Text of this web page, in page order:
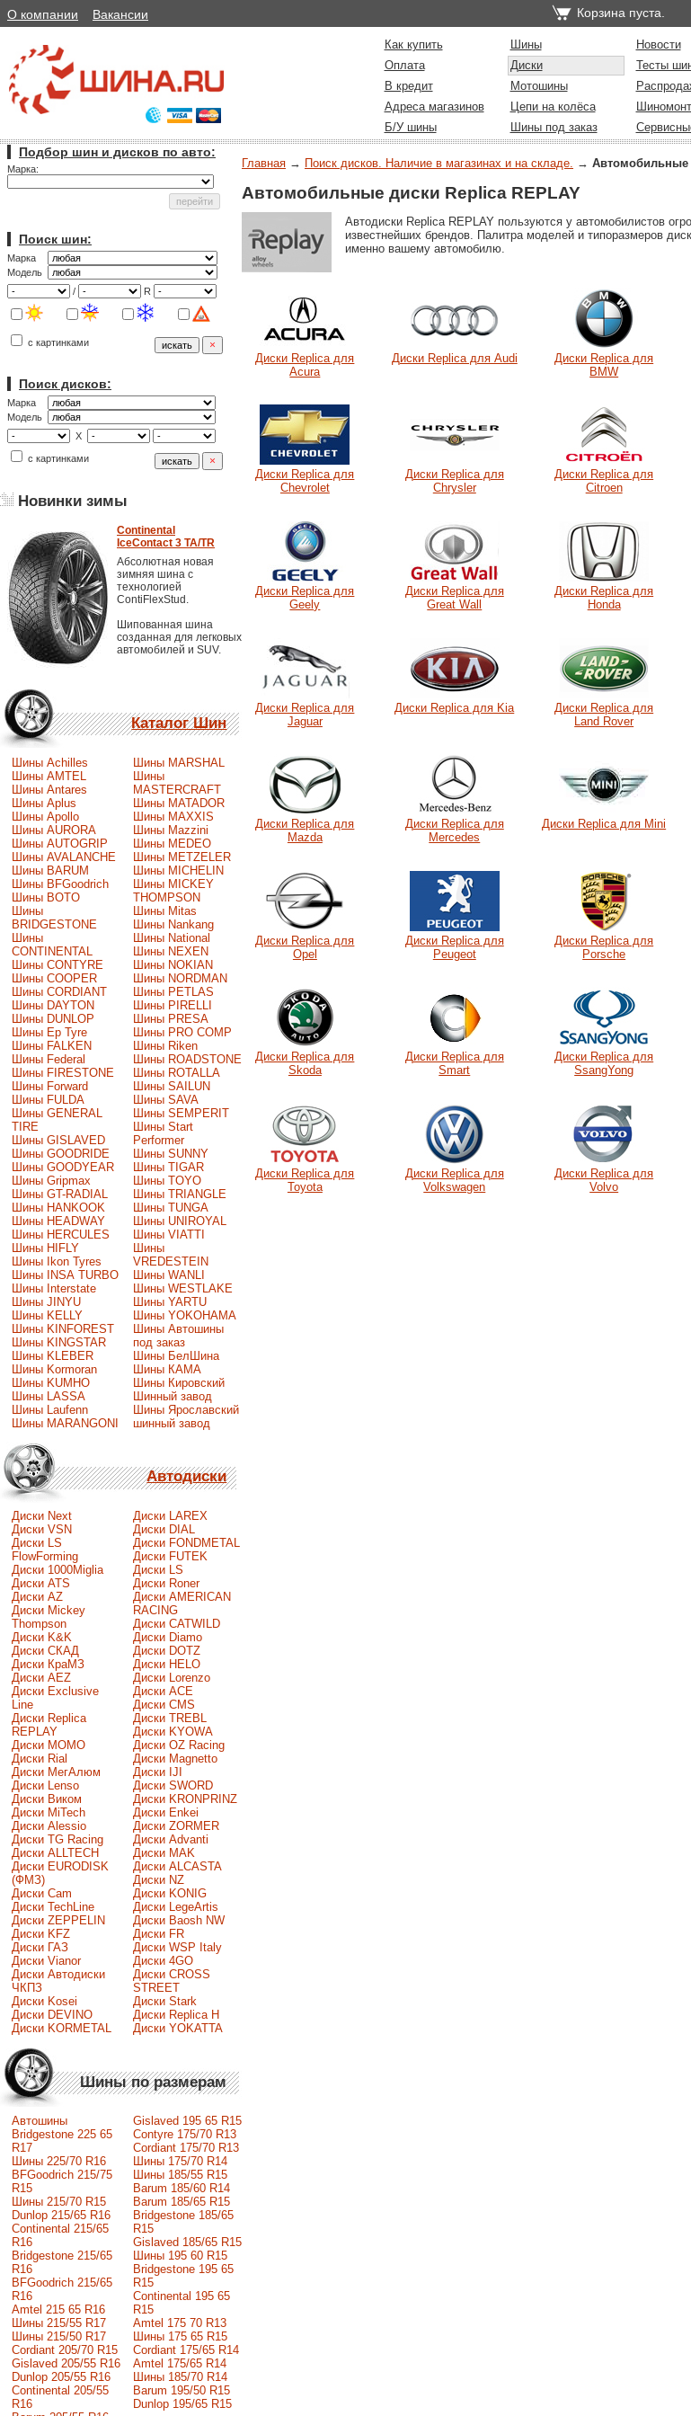
О компании Вакансии Корзина пуста.
Как купить Шины Новости
Оплата
Диски Тесты
В кредит
Мотошины
Адреса магазинов
Цепи на колёса
Б/У шины
Шины под заказ
Подбор шин и дисков по авто:
Марка:
Поиск шин:
Марка
Модель
/
R
с картинками
Поиск дисков:
Марка
Модель
X
с картинками
Новинки зимы
Continental
IceContact 3 TA/TR
Абсолютная новая
зимняя шина с
технологией
ContiFlexStud.
Шипованная шина
созданная для легковых
автомобилей и SUV.
Каталог Шин
Шины Achilles
Шины AMTEL
Шины Antares
Шины Aplus
Шины Apollo
Шины AURORA
Шины AUTOGRIP
Шины AVALANCHE
Шины BARUM
Шины BFGoodrich
Шины BOTO
Шины
BRIDGESTONE
Шины
CONTINENTAL
Шины CONTYRE
Шины COOPER
Шины CORDIANT
Шины DAYTON
Шины DUNLOP
Шины Ep Tyre
Шины FALKEN
Шины Federal
Шины FIRESTONE
Шины Forward
Шины FULDA
Шины GENERAL
TIRE
Шины GISLAVED
Шины GOODRIDE
Шины GOODYEAR
Шины Gripmax
Шины GT-RADIAL
Шины HANKOOK
Шины HEADWAY
Шины HERCULES
Шины HIFLY
Шины Ikon Tyres
Шины INSA TURBO
Шины Interstate
Шины JINYU
Шины KELLY
Шины KINFOREST
Шины KINGSTAR
Шины KLEBER
Шины Kormoran
Шины KUMHO
Шины LASSA
Шины Laufenn
Шины MARANGONI
Шины MARSHAL
Шины
MASTERCRAFT
Шины MATADOR
Шины MAXXIS
Шины Mazzini
Шины MEDEO
Шины METZELER
Шины MICHELIN
Шины MICKEY
THOMPSON
Шины Mitas
Шины Nankang
Шины National
Шины NEXEN
Шины NOKIAN
Шины NORDMAN
Шины PETLAS
Шины PIRELLI
Шины PRESA
Шины PRO COMP
Шины Riken
Шины ROADSTONE
Шины ROTALLA
Шины SAILUN
Шины SAVA
Шины SEMPERIT
Шины Start
Performer
Шины SUNNY
Шины TIGAR
Шины TOYO
Шины TRIANGLE
Шины TUNGA
Шины UNIROYAL
Шины VIATTI
Шины
VREDESTEIN
Шины WANLI
Шины WESTLAKE
Шины YARTU
Шины YOKOHAMA
Шины Автошины
под заказ
Шины БелШина
Шины КАМА
Шины Кировский
Шинный завод
Шины Ярославский
шинный завод
Автодиски
Диски Next
Диски VSN
Диски LS
FlowForming
Диски 1000Miglia
Диски ATS
Диски AZ
Диски Mickey
Thompson
Диски K&K
Диски СКАД
Диски КраМЗ
Диски AEZ
Диски Exclusive
Line
Диски Replica
REPLAY
Диски MOMO
Диски Rial
Диски МегАлюм
Диски Lenso
Диски Виком
Диски MiTech
Диски Alessio
Диски TG Racing
Диски ALLTECH
Диски EURODISK
(ФМЗ)
Диски Cam
Диски TechLine
Диски ZEPPELIN
Диски KFZ
Диски ГАЗ
Диски Vianor
Диски Автодиски
ЧКПЗ
Диски Kosei
Диски DEVINO
Диски KORMETAL
Диски LAREX
Диски DIAL
Диски FONDMETAL
Диски FUTEK
Диски LS
Диски Roner
Диски AMERICAN
RACING
Диски CATWILD
Диски Diamo
Диски DOTZ
Диски HELO
Диски Lorenzo
Диски ACE
Диски CMS
Диски TREBL
Диски KYOWA
Диски OZ Racing
Диски Magnetto
Диски IJI
Диски SWORD
Диски KRONPRINZ
Диски Enkei
Диски ZORMER
Диски Advanti
Диски MAK
Диски ALCASTA
Диски NZ
Диски KONIG
Диски LegeArtis
Диски Baosh NW
Диски FR
Диски WSP Italy
Диски 4GO
Диски CROSS
STREET
Диски Stark
Диски Replica H
Диски YOKATTA
Шины по размерам
Автошины
Bridgestone 225 65
R17
Шины 225/70 R16
BFGoodrich 215/75
R15
Шины 215/70 R15
Dunlop 215/65 R16
Continental 215/65
R16
Bridgestone 215/65
R16
BFGoodrich 215/65
R16
Amtel 215 65 R16
Шины 215/55 R17
Шины 215/50 R17
Сordiant 205/70 R15
Gislaved 205/55 R16
Dunlop 205/55 R16
Continental 205/55
R16
Gislaved 195 65 R15
Contyre 175/70 R13
Cordiant 175/70 R13
Шины 175/70 R14
Шины 185/55 R15
Barum 185/60 R14
Barum 185/65 R15
Bridgestone 185/65
R15
Gislaved 185/65 R15
Шины 195 60 R15
Bridgestone 195 65
R15
Continental 195 65
R15
Amtel 175 70 R13
Шины 175 65 R15
Cordiant 175/65 R14
Amtel 175/65 R14
Шины 185/70 R14
Barum 195/50 R15
Dunlop 195/65 R15
Главная → Поиск дисков. Наличие в магазинах и на складе. → Автомобильные
Автомобильные диски Replica REPLAY
Автодиски Replica REPLAY пользуются у автомобилистов
известнейших брендов. Палитра моделей и типоразмеров
именно вашему автомобилю.
Диски Replica для
Acura
Диски Replica для Audi
Диски Replica для
BMW
Диски Replica для
Chevrolet
Диски Replica для
Chrysler
Диски Replica для
Citroen
Диски Replica для
Geely
Диски Replica для
Great Wall
Диски Replica для
Honda
Диски Replica для
Jaguar
Диски Replica для Kia
Диски Replica для
Land Rover
Диски Replica для
Mazda
Диски Replica для
Mercedes
Диски Replica для Mini
Диски Replica для
Opel
Диски Replica для
Peugeot
Диски Replica для
Porsche
Диски Replica для
Skoda
Диски Replica для
Smart
Диски Replica для
SsangYong
Диски Replica для
Toyota
Диски Replica для
Volkswagen
Диски Replica для
Volvo